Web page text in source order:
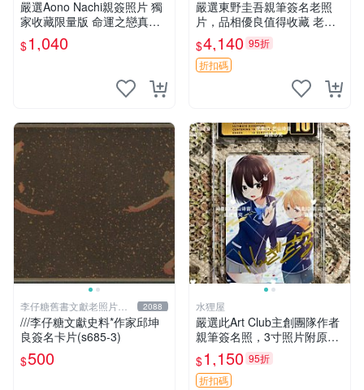
嚴選Aono Nachi親簽照片 獨
家收藏限量版 命運之戀真跡
簽名 命運之戀 親簽照 愛的告
白
$1,040
嚴選東野圭吾親筆簽名老照
片，品相優良值得收藏 老照
片 署名 字畫 限量版
$4,140 95折
折扣碼
李仔糖舊書文獻老照片名
人收藏館
2088
///李仔糖文獻史料*作家邱坤
良簽名卡片(s685-3)
$500
水狸屋
嚴選此Art Club主創團隊作者
親筆簽名照，3寸照片附原裝
卡磚。收藏級面簽照，適合藝
術愛好者收藏與展示。 3寸
簽名 照片
$1,150 95折
折扣碼